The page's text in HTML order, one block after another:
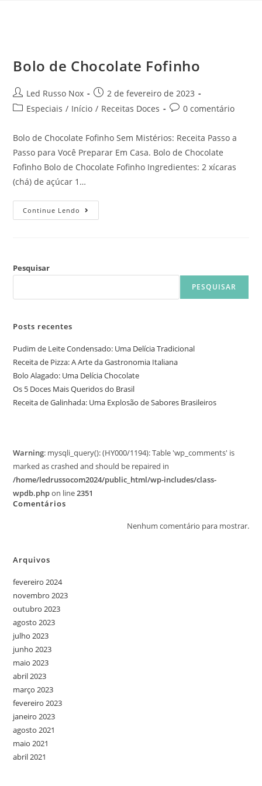
Bolo de Chocolate Fofinho
Led Russo Nox
2 de fevereiro de 2023
Especiais / Início / Receitas Doces 0 comentário
Bolo de Chocolate Fofinho Sem Mistérios: Receita Passo a
Passo para Você Preparar Em Casa. Bolo de Chocolate
Fofinho Bolo de Chocolate Fofinho Ingredientes: 2 xícaras
(chá) de açúcar 1…
Continue Lendo
Pesquisar
PESQUISAR
Posts recentes
Pudim de Leite Condensado: Uma Delícia Tradicional
Receita de Pizza: A Arte da Gastronomia Italiana
Bolo Alagado: Uma Delícia Chocolate
Os 5 Doces Mais Queridos do Brasil
Receita de Galinhada: Uma Explosão de Sabores Brasileiros
Warning: mysqli_query(): (HY000/1194): Table 'wp_comments' is
marked as crashed and should be repaired in
/home/ledrussocom2024/public_html/wp-includes/class-
wpdb.phpon line2351
Comentários
Nenhum comentário para mostrar.
Arquivos
fevereiro 2024
novembro 2023
outubro 2023
agosto 2023
julho 2023
junho 2023
maio 2023
abril 2023
março 2023
fevereiro 2023
janeiro 2023
agosto 2021
maio 2021
abril 2021